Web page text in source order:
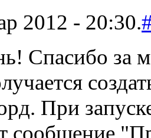
2012 - 20:30.
Спасибо за
При
сообщение